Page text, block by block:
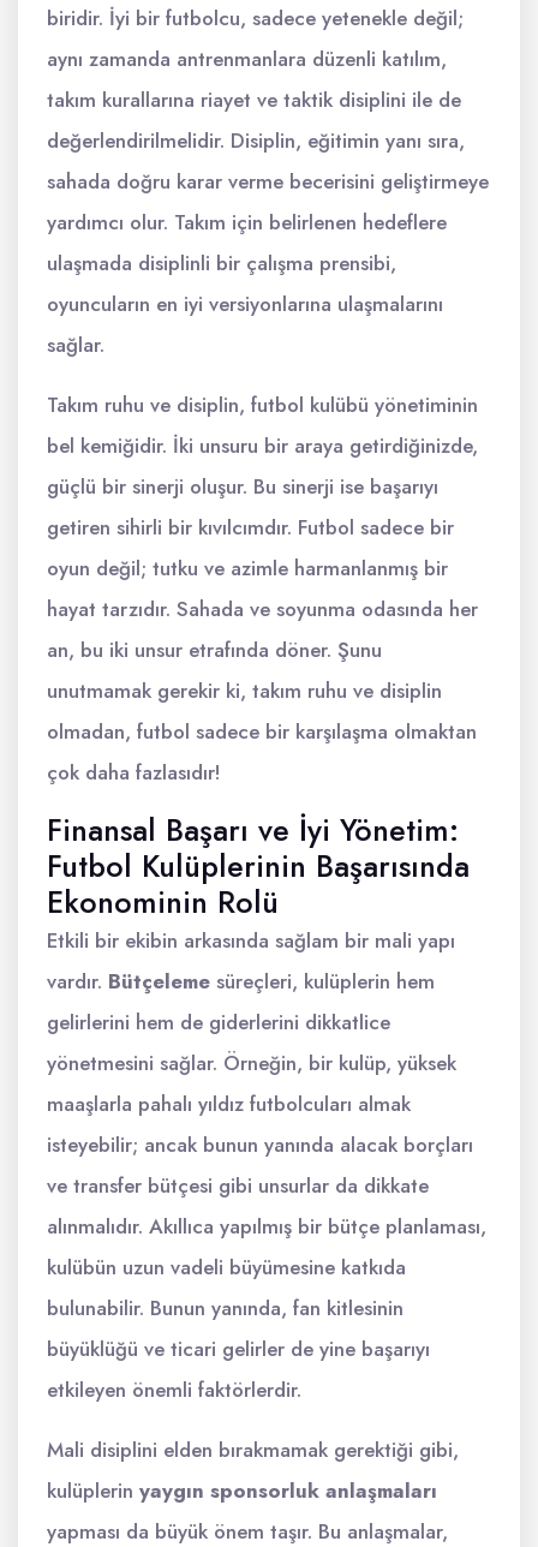
biridir. İyi bir futbolcu, sadece yetenekle değil;
aynı zamanda antrenmanlara düzenli katılım,
takım kurallarına riayet ve taktik disiplini ile de
değerlendirilmelidir. Disiplin, eğitimin yanı sıra,
sahada doğru karar verme becerisini geliştirmeye
yardımcı olur. Takım için belirlenen hedeflere
ulaşmada disiplinli bir çalışma prensibi,
oyuncuların en iyi versiyonlarına ulaşmalarını
sağlar.
Takım ruhu ve disiplin, futbol kulübü yönetiminin
bel kemiğidir. İki unsuru bir araya getirdiğinizde,
güçlü bir sinerji oluşur. Bu sinerji ise başarıyı
getiren sihirli bir kıvılcımdır. Futbol sadece bir
oyun değil; tutku ve azimle harmanlanmış bir
hayat tarzıdır. Sahada ve soyunma odasında her
an, bu iki unsur etrafında döner. Şunu
unutmamak gerekir ki, takım ruhu ve disiplin
olmadan, futbol sadece bir karşılaşma olmaktan
çok daha fazlasıdır!
Finansal Başarı ve İyi Yönetim:
Futbol Kulüplerinin Başarısında
Ekonominin Rolü
Etkili bir ekibin arkasında sağlam bir mali yapı
vardır. Bütçeleme süreçleri, kulüplerin hem
gelirlerini hem de giderlerini dikkatlice
yönetmesini sağlar. Örneğin, bir kulüp, yüksek
maaşlarla pahalı yıldız futbolcuları almak
isteyebilir; ancak bunun yanında alacak borçları
ve transfer bütçesi gibi unsurlar da dikkate
alınmalıdır. Akıllıca yapılmış bir bütçe planlaması,
kulübün uzun vadeli büyümesine katkıda
bulunabilir. Bunun yanında, fan kitlesinin
büyüklüğü ve ticari gelirler de yine başarıyı
etkileyen önemli faktörlerdir.
Mali disiplini elden bırakmamak gerektiği gibi,
kulüplerin yaygın sponsorluk anlaşmaları
yapması da büyük önem taşır. Bu anlaşmalar,